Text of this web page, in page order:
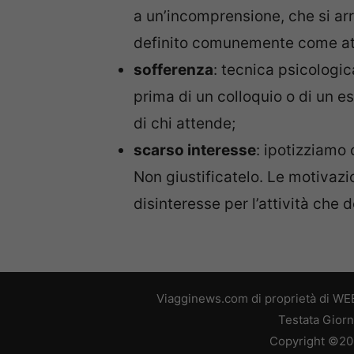
a un’incomprensione, che si
definito comunemente come
sofferenza: tecnica
prima di un colloquio o di un
di chi attende;
scarso interesse: ipotizziamo
Non giustificatelo. Le
disinteresse per l’attività che
Viagginews.com di proprietà di
Testata
Copyright